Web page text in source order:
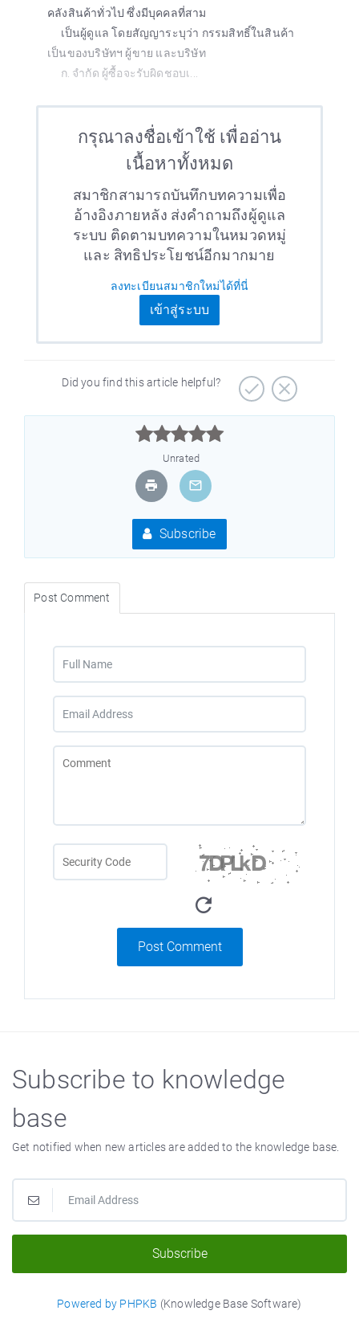
คลังสินค้าทั่วไป ซึ่งมีบุคคลที่สาม
เป็นผู้ดูแล โดยสัญญาระบุว่า กรรมสิทธิ์ในสินค้า
เป็นของบริษัทฯ ผู้ขาย และบริษัท
ก. จำกัด ผู้ซื้อจะรับผิดชอบเ...
กรุณาลงชื่อเข้าใช้ เพื่ออ่าน
เนื้อหาทั้งหมด
สมาชิกสามารถบันทึกบทความเพื่อ
อ้างอิงภายหลัง ส่งคำถามถึงผู้ดูแล
ระบบ ติดตามบทความในหมวดหมู่
และ สิทธิประโยชน์อีกมากมาย
ลงทะเบียนสมาชิกใหม่ได้ที่นี่
เข้าสู่ระบบ
Did you find this article helpful?



Unrated
Subscribe
Post Comment
Post Comment
Subscribe to knowledge
base
Get notified when new articles are added to the knowledge base.
Subscribe
Powered by PHPKB (Knowledge Base Software)